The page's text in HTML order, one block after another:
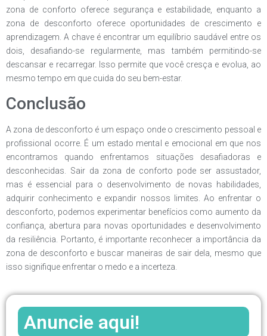
zona de conforto oferece segurança e estabilidade, enquanto a
zona de desconforto oferece oportunidades de crescimento e
aprendizagem. A chave é encontrar um equilíbrio saudável entre os
dois, desafiando-se regularmente, mas também permitindo-se
descansar e recarregar. Isso permite que você cresça e evolua, ao
mesmo tempo em que cuida do seu bem-estar.
Conclusão
A zona de desconforto é um espaço onde o crescimento pessoal e
profissional ocorre. É um estado mental e emocional em que nos
encontramos quando enfrentamos situações desafiadoras e
desconhecidas. Sair da zona de conforto pode ser assustador,
mas é essencial para o desenvolvimento de novas habilidades,
adquirir conhecimento e expandir nossos limites. Ao enfrentar o
desconforto, podemos experimentar benefícios como aumento da
confiança, abertura para novas oportunidades e desenvolvimento
da resiliência. Portanto, é importante reconhecer a importância da
zona de desconforto e buscar maneiras de sair dela, mesmo que
isso signifique enfrentar o medo e a incerteza.
Anuncie aqui!